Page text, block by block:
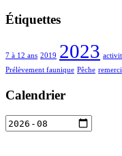
Étiquettes
7 à 12 ans 2019 2023
Prélèvement faunique Pêche
Calendrier